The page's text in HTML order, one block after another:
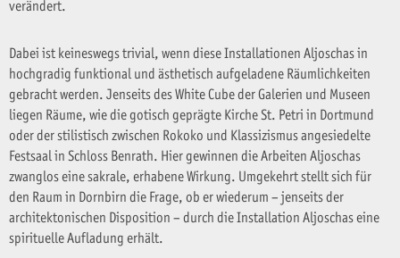
verändert.
Dabei ist keineswegs trivial, wenn diese Installationen Aljoschas in
hochgradig funktional und ästhetisch aufgeladene Räumlichkeiten
gebracht werden. Jenseits des White Cube der Galerien und Museen
liegen Räume, wie die gotisch geprägte Kirche St. Petri in Dortmund
oder der stilistisch zwischen Rokoko und Klassizismus angesiedelte
Festsaal in Schloss Benrath. Hier gewinnen die Arbeiten Aljoschas
zwanglos eine sakrale, erhabene Wirkung. Umgekehrt stellt sich für
den Raum in Dornbirn die Frage, ob er wiederum – jenseits der
architektonischen Disposition – durch die Installation Aljoschas eine
spirituelle Aufladung erhält.